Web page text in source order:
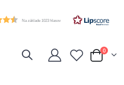
Na základe 1023 hlasov
Cart
0položky